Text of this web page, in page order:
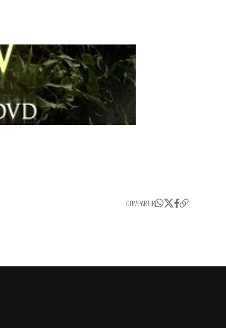
COMPARTIR